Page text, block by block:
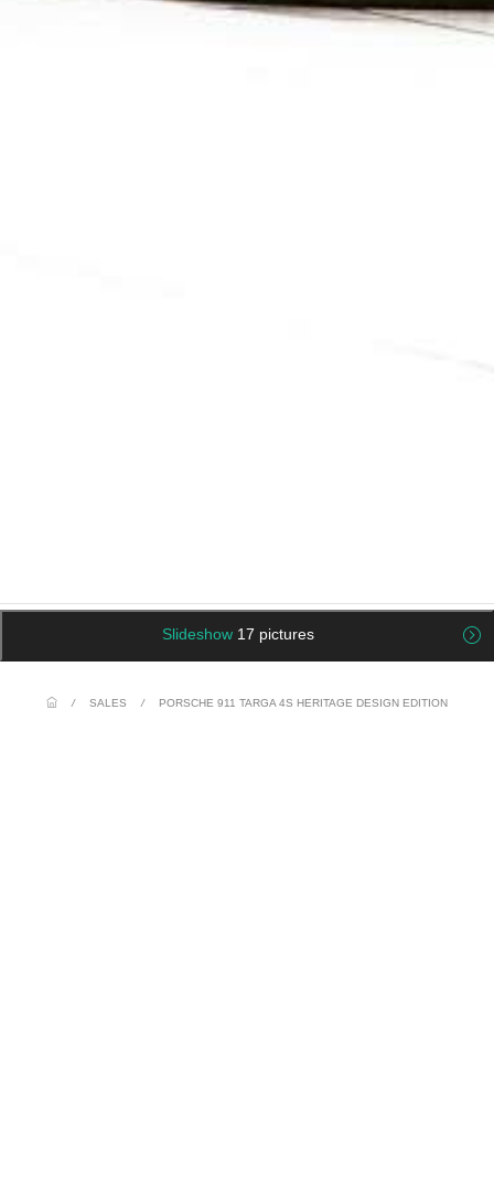
Slideshow 17 pictures
/ SALES / PORSCHE 911 TARGA 4S HERITAGE DESIGN EDITION